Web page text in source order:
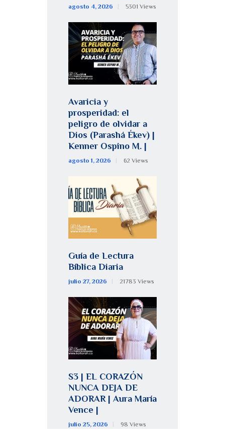
agosto 4, 2026 5301 Views
Avaricia y
prosperidad: el
peligro de olvidar a
Dios (Parashá Ékev) |
Kenner Ospino M. |
agosto 1, 2026 62 Views
Guía de Lectura
Bíblica Diaria
julio 27, 2026 21783 Views
S3 | EL CORAZÓN
NUNCA DEJA DE
ADORAR | Aura María
Vence |
julio 25, 2026 98 Views